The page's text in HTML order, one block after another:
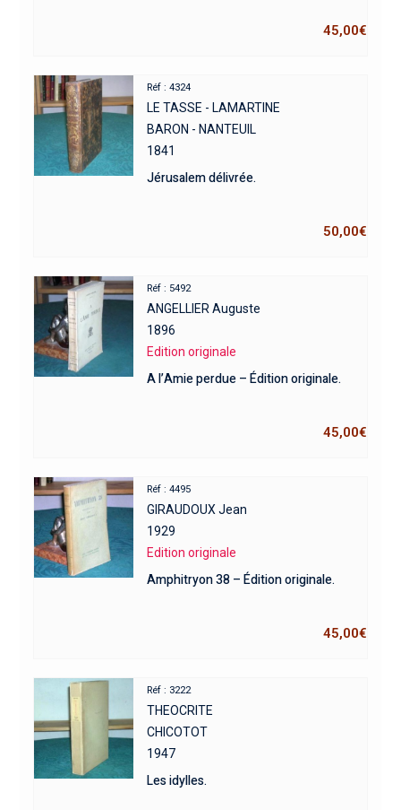
45,00€
Réf : 4324
LE TASSE - LAMARTINE
BARON - NANTEUIL
1841
Jérusalem délivrée.
50,00€
Réf : 5492
ANGELLIER Auguste
1896
Edition originale
A l’Amie perdue – Édition originale.
45,00€
Réf : 4495
GIRAUDOUX Jean
1929
Edition originale
Amphitryon 38 – Édition originale.
45,00€
Réf : 3222
THEOCRITE
CHICOTOT
1947
Les idylles.